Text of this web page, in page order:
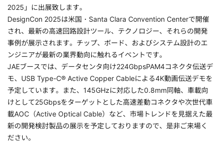
2025」に出展致します。
DesignCon 2025は米国・Santa Clara Convention Centerで開催
され、最新の高速回路設計ツール、テクノロジー、それらの開発
事例が展示されます。チップ、ボード、およびシステム設計のエ
ンジニアが最新の業界動向に触れるイベントです。
JAEブースでは、データセンタ向け224GbpsPAM4コネクタ伝送デ
モ、USB Type-C® Active Copper Cableによる4K動画伝送デモを
予定しています。また、145GHzに対応した0.8mm同軸、車載向
けとして25Gbpsをターゲットとした高速差動コネクタや次世代車
載AOC（Active Optical Cable）など、市場トレンドを見据えた最
新の開発検討製品の展示を予定しておりますので、是非ご来場く
ださい。